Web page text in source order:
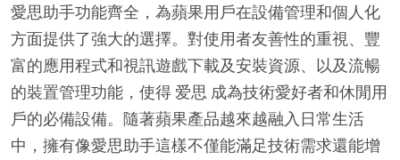
愛思助手功能齊全，為蘋果用戶在設備管理和個人化
方面提供了強大的選擇。對使用者友善性的重視、豐
富的應用程式和視訊遊戲下載及安裝資源、以及流暢
的裝置管理功能，使得 爱思 成為技術愛好者和休閒用
戶的必備設備。隨著蘋果產品越來越融入日常生活
中，擁有像愛思助手這樣不僅能滿足技術需求還能增